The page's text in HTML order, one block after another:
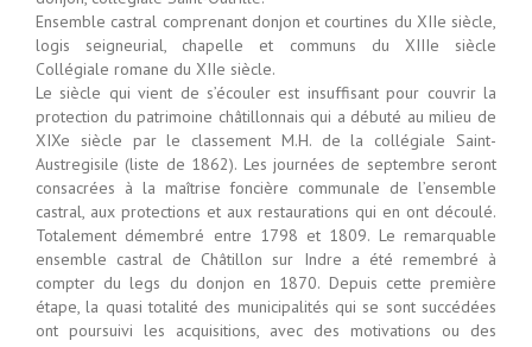
Ensemble castral comprenant donjon et courtines du XIIe siècle,
logis seigneurial, chapelle et communs du XIIIe siècle
Collégiale romane du XIIe siècle.
Le siècle qui vient de s’écouler est insuffisant pour couvrir la
protection du patrimoine châtillonnais qui a débuté au milieu de
XIXe siècle par le classement M.H. de la collégiale Saint-
Austregisile (liste de 1862). Les journées de septembre seront
consacrées à la maîtrise foncière communale de l’ensemble
castral, aux protections et aux restaurations qui en ont découlé.
Totalement démembré entre 1798 et 1809. Le remarquable
ensemble castral de Châtillon sur Indre a été remembré à
compter du legs du donjon en 1870. Depuis cette première
étape, la quasi totalité des municipalités qui se sont succédées
ont poursuivi les acquisitions, avec des motivations ou des